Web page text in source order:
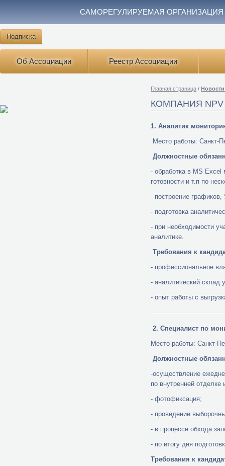
САМОРЕГУЛИРУЕМАЯ
Подписка
Об Ассоциации Реестр Ассоциации
Главная страница /
КОМПАНИЯ
1. Аналитик
Место работы: Санкт-
Должностные
- обработка в MS
готовности и т.п по
- построение графиков,
- подготовка
- при необходимости
аналитике.
Требования к
- профессиональное
- аналитический склад
- опыт работы с
2. Специалист по
Место работы: Санкт-
Должностные
-осуществление
по внутренней
- фотофиксация;
- проведение
- в процессе обхода
- по итогу дня
Требования к